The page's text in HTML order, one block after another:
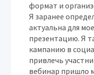
формат и
Я заранее
актуальна для
презентацию. Я
кампанию в
привлечь
вебинар пришло